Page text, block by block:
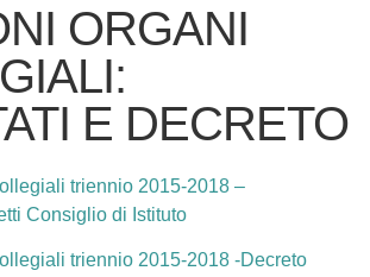
ORGANI
E DECRETO
triennio 2015-2018 –
Consiglio di Istituto
triennio 2015-2018 -Decreto